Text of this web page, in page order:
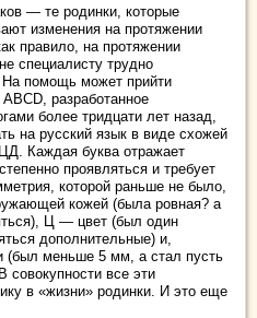
— те родинки, которые
изменения на протяжении
правило, на протяжении
специалисту трудно
На помощь может прийти
разработанное
более тридцати лет назад,
на русский язык в виде схожей
Каждая буква отражает
проявляться и требует
которой раньше не было,
кожей (была ровная? а
Ц — цвет (был один
дополнительные) и,
(был меньше 5 мм, а стал пусть
совокупности все эти
в «жизни» родинки. И это еще